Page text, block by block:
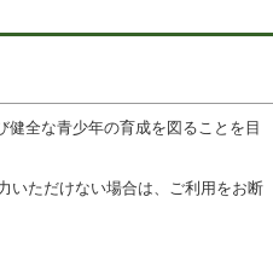
全な青少年の育成を図ることを目
いただけない場合は、ご利用をお断